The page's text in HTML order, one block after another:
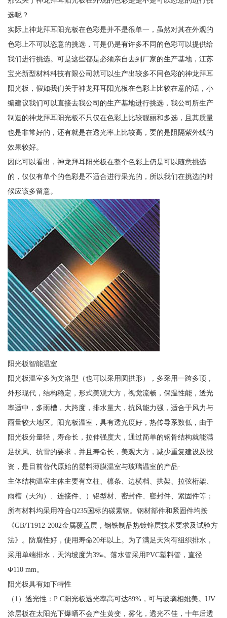
选呢？
实际上神龙拜耳阳光板在色彩是并不是很单一，虽然对其在外观的
色彩上不可以恣意的挑选，可是仍是有许多不同的色彩可以提供给
我们进行挑选。可是这些都是必须亲自去到厂家的生产基地，江苏
宝光新型材料科技有限公司就可以生产出较多不同色彩的神龙拜耳
阳光板，假如我们关于神龙拜耳阳光板在色彩上比较在意的话，小
编建议我们可以直接去我公司的生产基地进行挑选，我公司所生产
制造的神龙拜耳阳光板不只仅在色彩上比较靓丽和多选，且其质量
也是非常好的，还有就是在透光率上比较高，要的是阻隔紫外线的
效果较好。
因此可以看出，神龙拜耳阳光板在整个色彩上仍是可以随意挑选
的，仅仅有单个的色彩是不适合进行采光的，所以我们在挑选的时
候应该多留意。
阳光板智能温室
阳光板温室多为文洛型（也可以采用圆拱形），多采用一跨多顶，
外形现代，结构稳定，形式美观大方，视觉流畅，保温性能，透光
率适中，多雨槽，大跨度，排水量大，抗风能力强，适合于风力与
雨量较大地区。阳光板温室，具有透光度好，热传导系数低，由于
阳光板分量轻，寿命长，拉伸强度大，通过简单的钢骨结构就能满
足抗风、抗雪的要求，并且寿命长，美观大方，减少重复建设及投
资，是目前替代原始的塑料薄膜温室与玻璃温室的产品·
主体结构温室主体主要有立柱、檩条、边横档、拱架、拉弦桁架、
雨槽（天沟）、连接件、）铝型材、密封件、密封件、紧固件等；
所有材料均采用符合Q235国标的碳素钢。钢材部件和紧固件均按
《GB/T1912-2002金属覆盖层，钢铁制品热镀锌层技术要求及试验方
法》。防腐性好，使用寿命20年以上。为了满足天沟有组织排水，
采用单端排水，天沟坡度为3‰。落水管采用PVC塑料管，直径
Ф110 mm。
阳光板具有如下特性
（1）透光性：P C阳光板透光率高可达89%，可与玻璃相妣美。UV
涂层板在太阳光下爆晒不会产生黄变，雾化，透光不佳，十年后透